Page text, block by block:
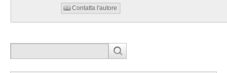
Contatta l'autore